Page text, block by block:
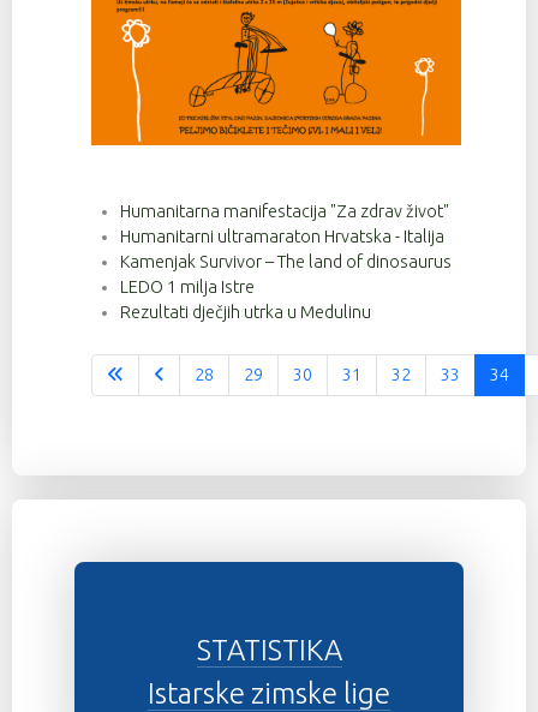
Humanitarna manifestacija "Za zdrav život"
Humanitarni ultramaraton Hrvatska - Italija
Kamenjak Survivor – The land of dinosaurus
LEDO 1 milja Istre
Rezultati dječjih utrka u Medulinu
Stranica 34 od 37
28 29 30 31 32 33 34
STATISTIKA
Istarske zimske lige